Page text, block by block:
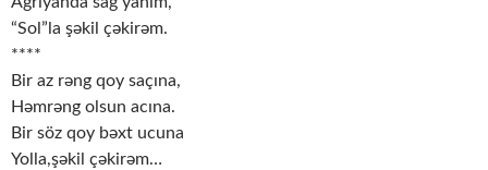
“Sol”la şəkil çəkirəm.
****
Bir az rəng qoy saçına,
Həmrəng olsun acına.
Bir söz qoy bəxt ucuna
Yolla,şəkil çəkirəm…